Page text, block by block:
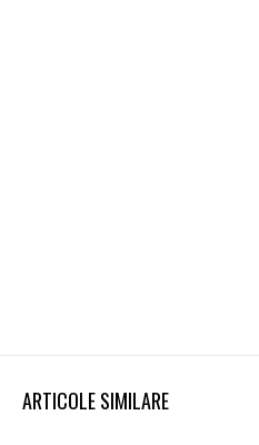
ARTICOLE SIMILARE